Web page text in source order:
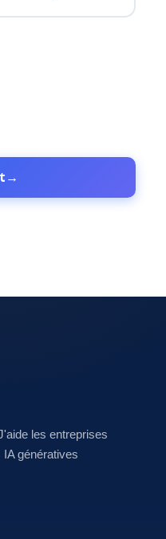
→
les entreprises
génératives